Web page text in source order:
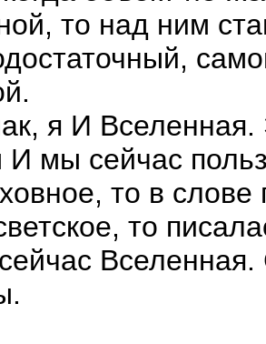
то над ним
я И
И мы сейчас
то в
то